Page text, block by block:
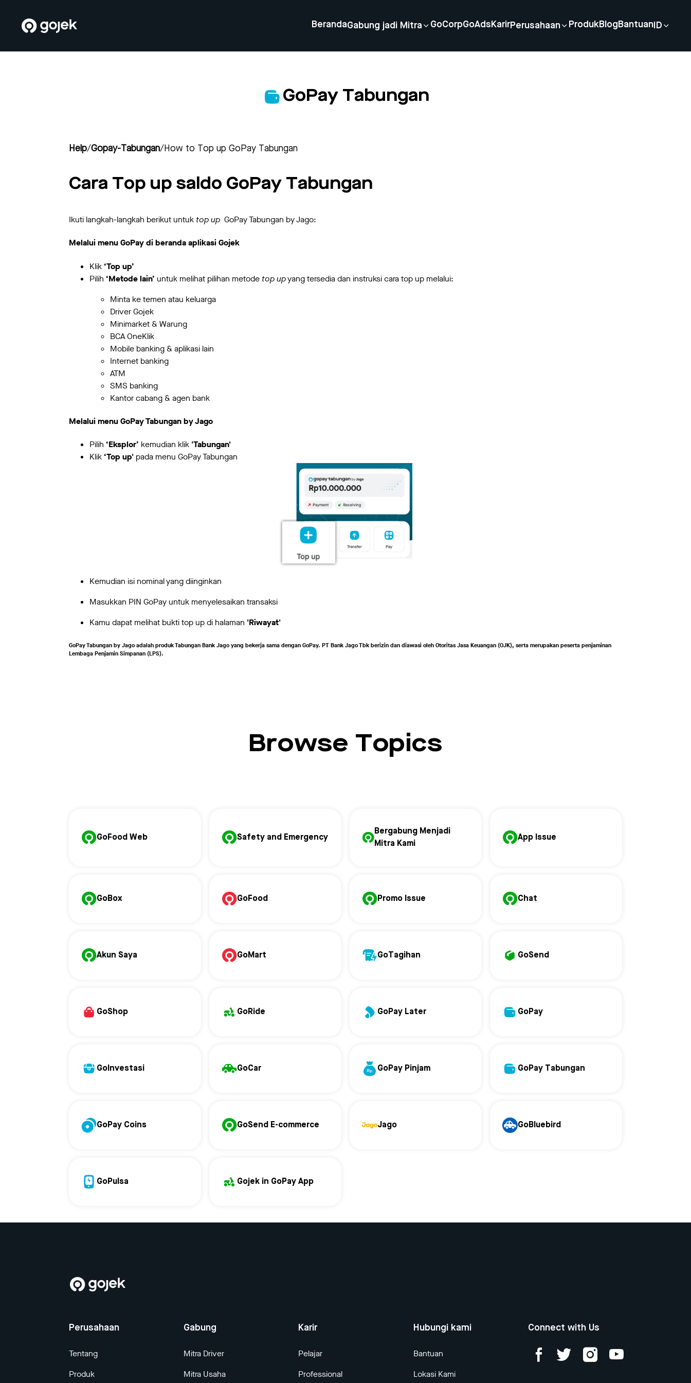
BerandaGabung jadi Mitra GoCorpGoAds KarirPerusahaan ProdukBlog Bantuan ID
GoPay Tabungan
Help/Gopay-Tabungan/ How to Top up GoPay Tabungan
Cara Top up saldo GoPay Tabungan
Ikuti langkah-langkah berikut untuk top up GoPay Tabungan by Jago:
Melalui menu GoPay di beranda aplikasi Gojek
Klik ‘Top up’
Pilih ‘Metode lain’untuk melihat pilihan metode top upyang tersedia dan instruksi cara top up melalui:
Minta ke temen atau keluarga
Driver Gojek
Minimarket & Warung
BCA OneKlik
Mobile banking & aplikasi lain
Internet banking
ATM
SMS banking
Kantor cabang & agen bank
Melalui menu GoPay Tabungan by Jago
Pilih ‘Eksplor’ kemudian klik 'Tabungan'
Klik ‘Top up' pada menu GoPay Tabungan
Kemudian isi nominal yang diinginkan
Masukkan PIN GoPay untuk menyelesaikan transaksi
Kamu dapat melihat bukti top up di halaman 'Riwayat'
GoPay Tabungan by Jago adalah produk Tabungan Bank Jago yang bekerja sama dengan GoPay. PT Bank Jago Tbk berizin dan diawasi oleh Otoritas Jasa Keuangan (OJK), serta merupakan peserta penjaminan
Lembaga Penjamin Simpanan (LPS).
Browse Topics
GoFood Web Safety and Emergency
Bergabung Menjadi
Mitra Kami
App Issue
GoBox GoFood Promo Issue Chat
Akun Saya GoMart GoTagihan GoSend
GoShop GoRide GoPay Later GoPay
GoInvestasi GoCar GoPay Pinjam GoPay Tabungan
GoPay Coins GoSend E-commerce Jago GoBluebird
GoPulsa Gojek in GoPay App
Perusahaan
Tentang
Produk
Gabung
Mitra Driver
Mitra Usaha
Karir
Pelajar
Professional
Hubungi kami
Bantuan
Lokasi Kami
Connect with Us